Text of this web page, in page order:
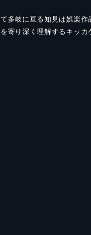
多岐に亘る知見は娯楽作
寄り深く理解するキッカ